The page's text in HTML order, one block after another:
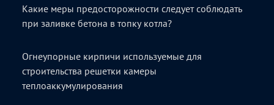
Какие меры предосторожности следует соблюдать
при заливке бетона в топку котла?
Огнеупорные кирпичи используемые для
строительства решетки камеры
теплоаккумулирования